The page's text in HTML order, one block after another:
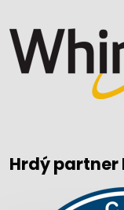
Hrdý partner